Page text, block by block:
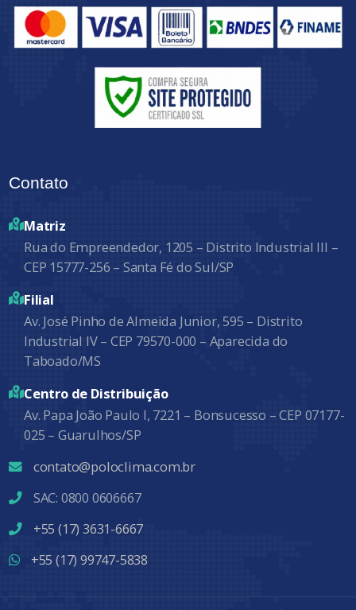
Contato
Matriz
Rua do Empreendedor, 1205 – Distrito Industrial III –
CEP 15777-256 – Santa Fé do Sul/SP
Filial
Av. José Pinho de Almeida Junior, 595 – Distrito
Industrial IV – CEP 79570-000 – Aparecida do
Taboado/MS
Centro de Distribuição
Av. Papa João Paulo I, 7221 – Bonsucesso – CEP 07177-
025 – Guarulhos/SP
contato@poloclima.com.br
SAC: 0800 0606667
+55 (17) 3631-6667
+55 (17) 99747-5838